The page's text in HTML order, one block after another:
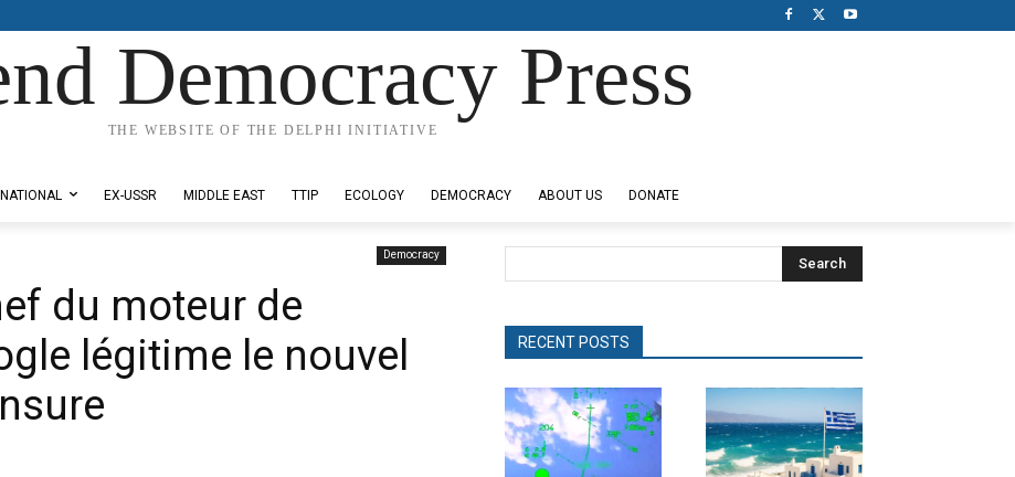
Democracy Press
THE WEBSITE OF THE DELPHI INITIATIVE
EX-USSR MIDDLE EAST TTIP ECOLOGY DEMOCRACY ABOUT US DONATE
Democracy
du moteur de
légitime le nouvel
Search
RECENT POSTS